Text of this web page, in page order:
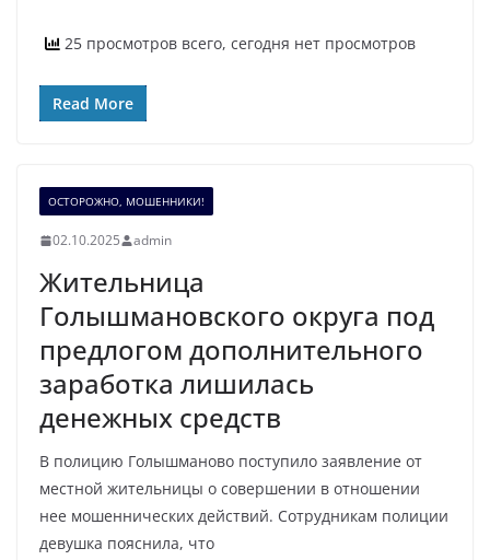
25 просмотров всего, сегодня нет просмотров
Read More
ОСТОРОЖНО, МОШЕННИКИ!
02.10.2025 admin
Жительница
Голышмановского округа под
предлогом дополнительного
заработка лишилась
денежных средств
В полицию Голышманово поступило заявление от
местной жительницы о совершении в отношении
нее мошеннических действий. Сотрудникам полиции
девушка пояснила, что